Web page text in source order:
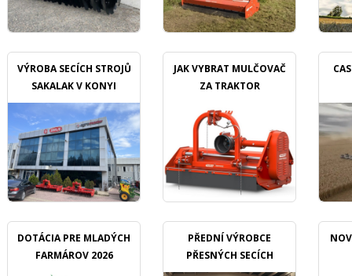
VÝROBA SECÍCH STROJŮ
SAKALAK V KONYI
JAK VYBRAT MULČOVAČ
ZA TRAKTOR
DOTÁCIA PRE MLADÝCH
FARMÁROV 2026
PŘEDNÍ VÝROBCE
PŘESNÝCH SECÍCH
STROJŮ OZDOKEN